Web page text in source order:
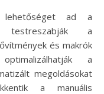
ad a
testreszabják a
és makrók
a
megoldásokat
a manuális